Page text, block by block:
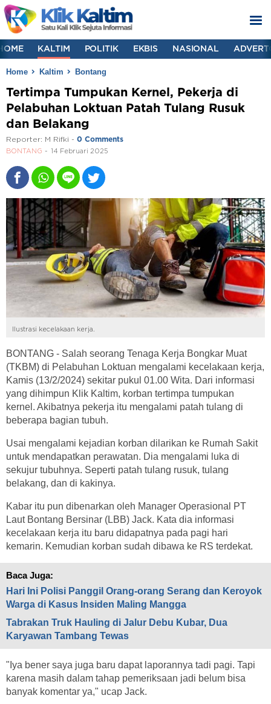
KALTIM POLITIK EKBIS NASIONAL
Home Kaltim Bontang
Tertimpa Tumpukan Kernel, Pekerja di
Pelabuhan Loktuan Patah Tulang Rusuk
dan Belakang
Reporter: M Rifki - 0 Comments
BONTANG 14 Februari 2025
Ilustrasi kecelakaan kerja.
BONTANG - Salah seorang Tenaga Kerja Bongkar Muat
(TKBM) di Pelabuhan Loktuan mengalami kecelakaan kerja,
Kamis (13/2/2024) sekitar pukul 01.00 Wita. Dari informasi
yang dihimpun Klik Kaltim, korban tertimpa tumpukan
kernel. Akibatnya pekerja itu mengalami patah tulang di
beberapa bagian tubuh.
Usai mengalami kejadian korban dilarikan ke Rumah Sakit
untuk mendapatkan perawatan. Dia mengalami luka di
sekujur tubuhnya. Seperti patah tulang rusuk, tulang
belakang, dan di kakinya.
Kabar itu pun dibenarkan oleh Manager Operasional PT
Laut Bontang Bersinar (LBB) Jack. Kata dia informasi
kecelakaan kerja itu baru didapatnya pada pagi hari
kemarin. Kemudian korban sudah dibawa ke RS terdekat.
Baca Juga:
Hari Ini Polisi Panggil Orang-orang Serang dan Keroyok
Warga di Kasus Insiden Maling Mangga
Tabrakan Truk Hauling di Jalur Debu Kubar, Dua
Karyawan Tambang Tewas
"Iya bener saya juga baru dapat laporannya tadi pagi. Tapi
karena masih dalam tahap pemeriksaan jadi belum bisa
banyak komentar ya," ucap Jack.